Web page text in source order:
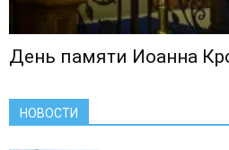
День памяти Иоанна
НОВОСТИ